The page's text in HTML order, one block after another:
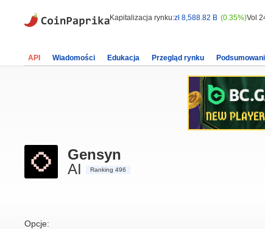
Kapitalizacja rynku:zł 8,588.82 B (0.35%)Vol
API Wiadomości Edukacja Przegląd rynku
Gensyn
AI
Ranking 496
Opcje: